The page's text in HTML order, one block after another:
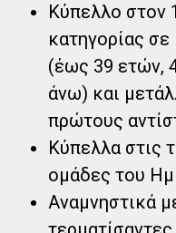
Κύπελλο στον
κατηγορίας
(έως 39 ετών,
άνω) και
πρώτους
Κύπελλα στις
ομάδες του
Αναμνηστικά